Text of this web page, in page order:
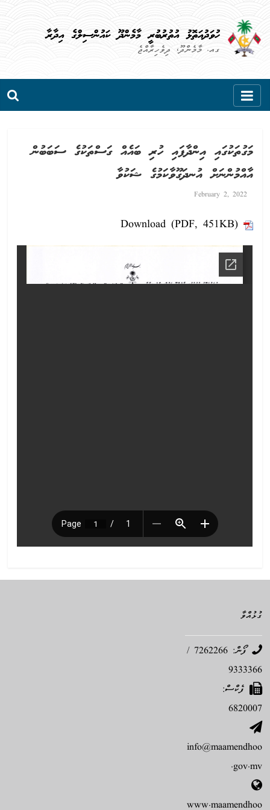
Skip
ހުވަދުއަތޮޅު އުތުރުބުރީ މާމެންދޫ ކައުންސިލްގެ އިދާރާ
ގއ. މާމެންދޫ، ދިވެހިރާއްޖެ
މަގުތަކުގައި އިންދާފައި ހުރި ބައެއް ގަސްތަކުގެ ސަބަބުން
އާއްމުންނަށް އުނދަގޫވާކަމުގެ ޝަކުވާ
February 2, 2022
Download (PDF, 451KB)
ގުޅުއްވާ
ފޯން: 7262266 /
9333366
ފެކްސް:
6820007
info@maamendhoo
.gov.mv
www.maamendhoo